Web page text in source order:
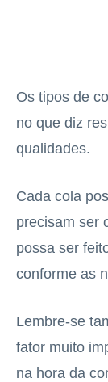
Os tipos de
no que diz
qualidades.
Cada cola
precisam ser
possa ser
conforme as
Lembre-se
fator muito
na hora da